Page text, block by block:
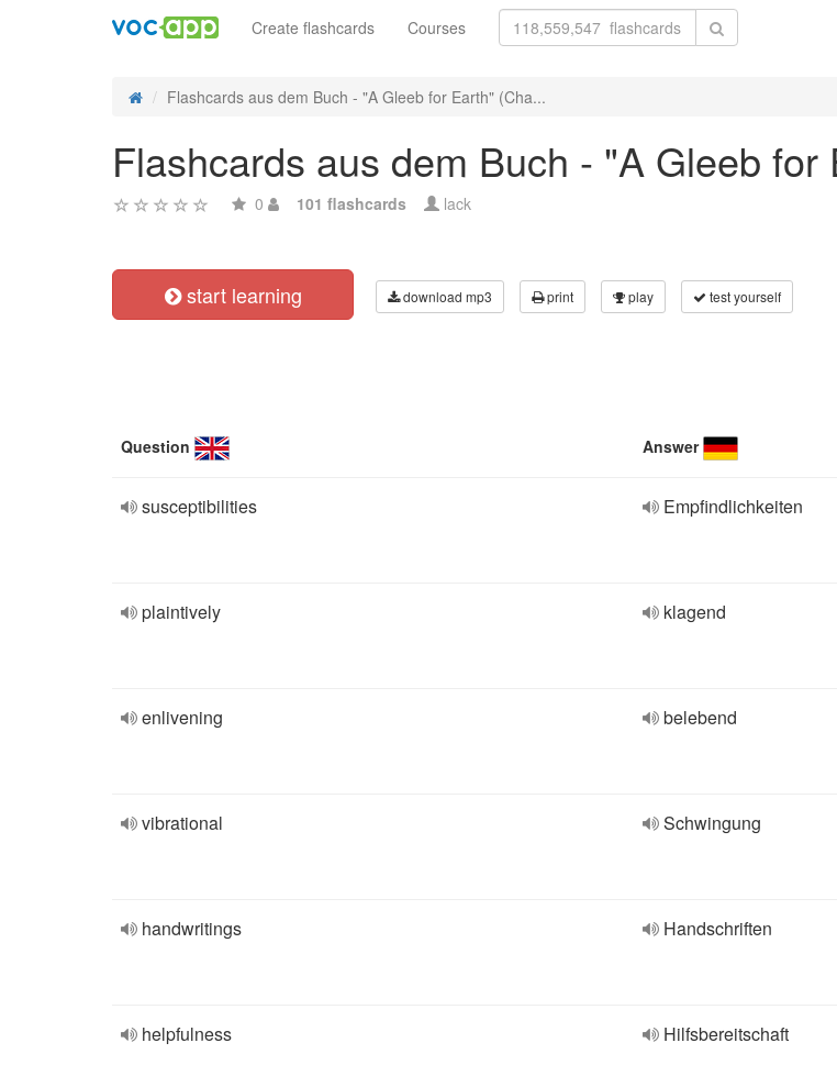
Create flashcards Courses
Flashcards aus dem Buch - "A Gleeb for Earth" (Cha...
Flashcards aus dem Buch - "A Gleeb
0 101 flashcards lack
start learning download mp3 print play test yourself
Question Answer
susceptibilities Empfindlichkeiten
plaintively klagend
enlivening belebend
vibrational Schwingung
handwritings Handschriften
helpfulness Hilfsbereitschaft